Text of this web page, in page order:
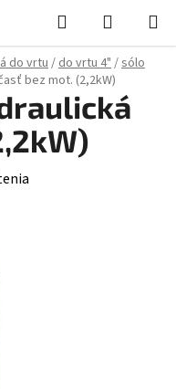
Hľadať
KOŠÍK
do vrtu/do vrtu 4"/sólo
bez mot. (2,2kW)